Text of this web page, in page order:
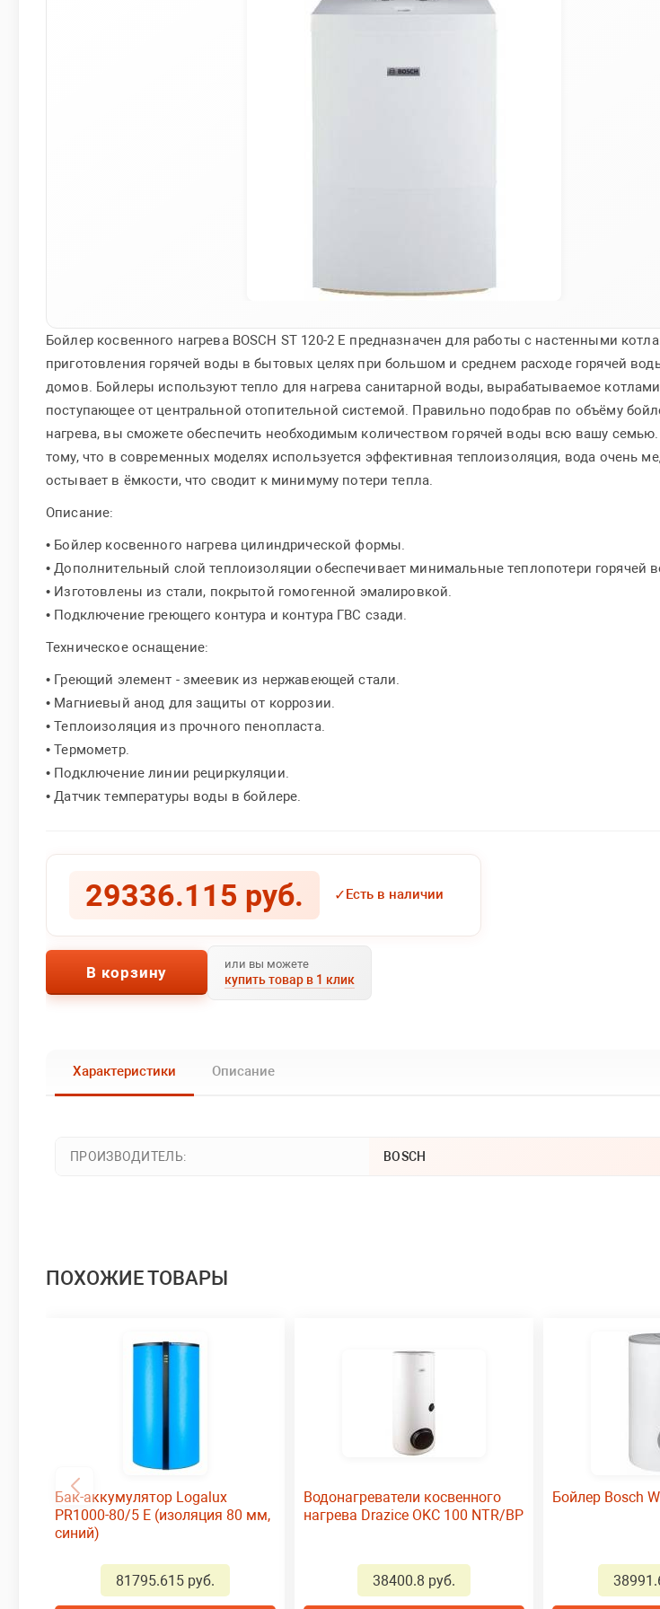
Бойлер косвенного нагрева BOSCH ST 120-2 E предназначен для работы с настенными
приготовления горячей воды в бытовых целях при большом и среднем расходе горячей
домов. Бойлеры используют тепло для нагрева санитарной воды, вырабатываемое
поступающее от центральной отопительной системой. Правильно подобрав по объёму
нагрева, вы сможете обеспечить необходимым количеством горячей воды всю вашу семью.
тому, что в современных моделях используется эффективная теплоизоляция, вода очень
остывает в ёмкости, что сводит к минимуму потери тепла.
Описание:
• Бойлер косвенного нагрева цилиндрической формы.
• Дополнительный слой теплоизоляции обеспечивает минимальные теплопотери горячей
• Изготовлены из стали, покрытой гомогенной эмалировкой.
• Подключение греющего контура и контура ГВС сзади.
Техническое оснащение:
• Греющий элемент - змеевик из нержавеющей стали.
• Магниевый анод для защиты от коррозии.
• Теплоизоляция из прочного пенопласта.
• Термометр.
• Подключение линии рециркуляции.
• Датчик температуры воды в бойлере.
29336.115 руб. ✓Есть в наличии
В корзину или вы можете
купить товар в 1 клик
Характеристики Описание
ПРОИЗВОДИТЕЛЬ: BOSCH
ПОХОЖИЕ ТОВАРЫ
Бак-аккумулятор Logalux
PR1000-80/5 E (изоляция 80 мм,
синий)
81795.615 руб.
Водонагреватели косвенного
нагрева Drazice OKC 100 NTR/BP
38400.8 руб.
Бойлер Bosch